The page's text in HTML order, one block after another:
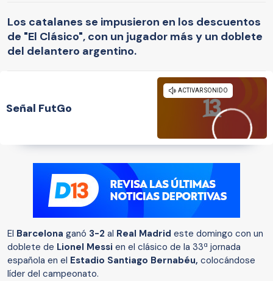
Los catalanes se impusieron en los descuentos
de "El Clásico", con un jugador más y un doblete
del delantero argentino.
Señal FutGo
El Barcelona ganó 3-2 al Real Madrid este domingo con un
doblete de Lionel Messi en el clásico de la 33ª jornada
española en el Estadio Santiago Bernabéu, colocándose
líder del campeonato.